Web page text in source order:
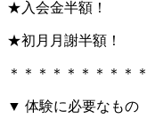
★入会金半額！
★初月月謝半額！
＊＊＊＊＊＊＊＊＊
▼ 体験に必要なもの